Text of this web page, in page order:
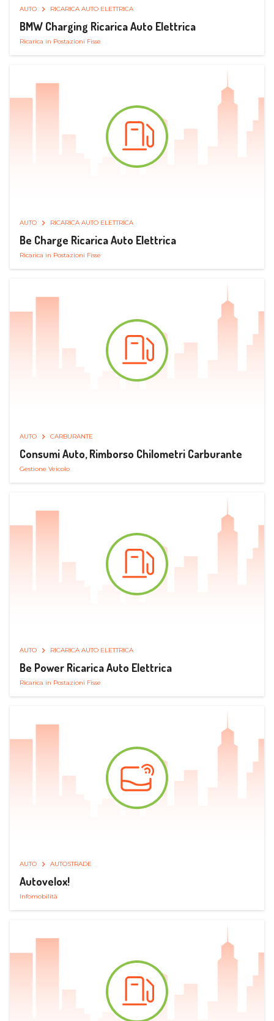
AUTO RICARICA AUTO ELETTRICA
BMW Charging Ricarica Auto Elettrica
Ricarica in Postazioni Fisse
AUTO RICARICA AUTO ELETTRICA
Be Charge Ricarica Auto Elettrica
Ricarica in Postazioni Fisse
AUTO CARBURANTE
Consumi Auto, Rimborso Chilometri Carburante
Gestione Veicolo
AUTO RICARICA AUTO ELETTRICA
Be Power Ricarica Auto Elettrica
Ricarica in Postazioni Fisse
AUTO AUTOSTRADE
Autovelox!
Infomobilità